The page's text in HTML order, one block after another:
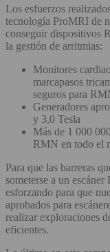
Los esfuerzos
tecnología ProMRI de
conseguir dispositivos
la gestión de arritmias:
Monitores
marcapasos
seguros para
Generadores
y 3,0 Tesla
Más de 1 000
RMN en todo el
Para que las barreras
someterse a un
esforzando para que
aprobados para
realizar exploraciones
eficientes.